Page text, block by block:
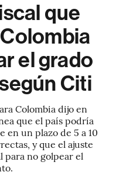
que
el grado
Citi
Colombia dijo en
que el país podría
un plazo de 5 a 10
y que el ajuste
para no golpear el